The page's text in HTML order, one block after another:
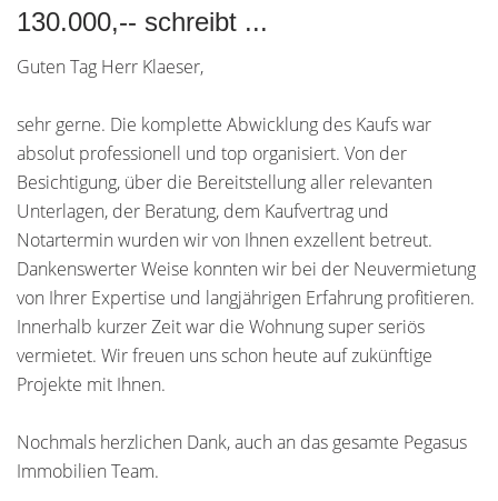
130.000,-- schreibt ...
Guten Tag Herr Klaeser,
sehr gerne. Die komplette Abwicklung des Kaufs war
absolut professionell und top organisiert. Von der
Besichtigung, über die Bereitstellung aller relevanten
Unterlagen, der Beratung, dem Kaufvertrag und
Notartermin wurden wir von Ihnen exzellent betreut.
Dankenswerter Weise konnten wir bei der Neuvermietung
von Ihrer Expertise und langjährigen Erfahrung profitieren.
Innerhalb kurzer Zeit war die Wohnung super seriös
vermietet. Wir freuen uns schon heute auf zukünftige
Projekte mit Ihnen.
Nochmals herzlichen Dank, auch an das gesamte Pegasus
Immobilien Team.